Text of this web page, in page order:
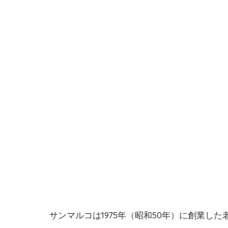
サンマルコは1975年（昭和50年）に創業した